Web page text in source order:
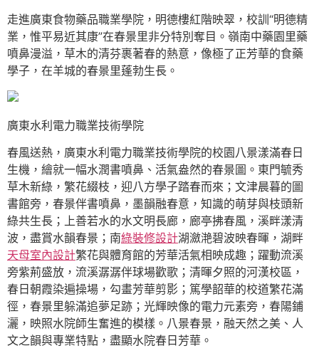
走進廣東食物藥品職業學院，明德樓紅階映翠，校訓“明德精
業，惟平易近其康”在春景里非分特別奪目。嶺南中藥園里藥
噴鼻漫溢，草木的清芬裹著春的熱意，像極了正芳華的食藥
學子，在羊城的春景里蓬勃生長。
廣東水利電力職業技術學院
春風送熱，廣東水利電力職業技術學院的校園八景漾滿春日
生機，繪就一幅水潤書噴鼻、活氣盎然的春景圖。東門毓秀
草木新綠，繁花綴枝，迎八方學子踏春而來；文津晨暮的圖
書館旁，春景伴書噴鼻，墨韻融春意，知識的萌芽與枝頭新
綠共生長；上善若水的水文明長廊，廊亭拂春風，溪畔漾清
波，盡賞水韻春景；南綠裝修設計湖瀲滟碧波映春暉，湖畔
天母室內設計繁花與體育館的芳華活氣相映成趣；躍動流溪
旁紫荊盛放，流溪潺潺伴球場歡歌；清暉夕照的河漢校區，
春日朝霞染遍操場，勾畫芳華剪影；篤學韶華的校道繁花滿
徑，春景里躲滿追夢足跡；光輝映像的電力元素旁，春陽鋪
灑，映照水院師生奮進的模樣。八景春景，融天然之美、人
文之韻與專業特點，盡顯水院春日芳華。